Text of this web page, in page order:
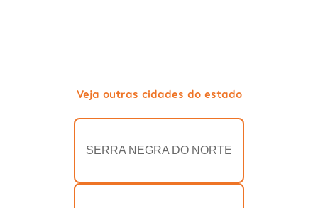
Veja outras cidades do estado
SERRA NEGRA DO NORTE